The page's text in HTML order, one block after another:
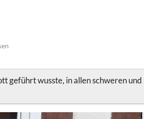
geführt wusste, in allen schweren und